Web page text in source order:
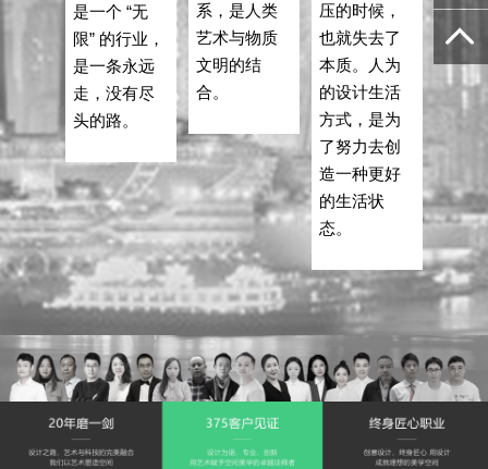
是一个 “无
限” 的行业，
是一条永远
走，没有尽
头的路。
系，是人类
艺术与物质
文明的结
合。
压的时候，
也就失去了
本质。人为
的设计生活
方式，是为
了努力去创
造一种更好
的生活状
态。